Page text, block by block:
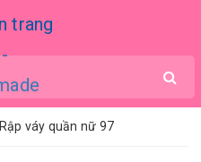
Rập váy quần nữ 97